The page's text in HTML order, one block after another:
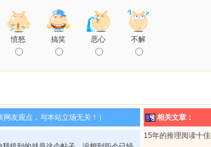
愤怒 搞笑 恶心 不解
友观点，与本站立场无关！） 相关文章：
15年的推理阅读十佳